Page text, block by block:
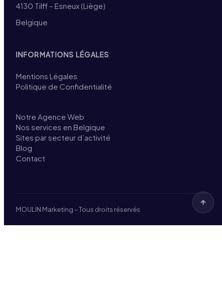
4130 Tilff – Esneux (Liège)
Belgique
INFORMATIONS LÉGALES
Mentions Légales
Politique de Confidentialité
Notre Agence Web
Nos services en Belgique
Sites par secteur d’activité
Blog
Contact
MOULIN Marketing – Tous droits réservés